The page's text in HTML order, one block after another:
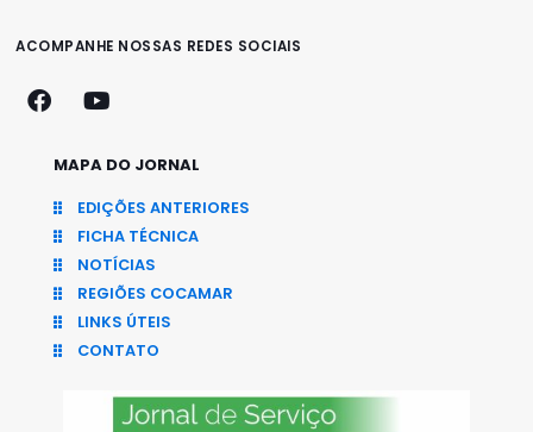
ACOMPANHE NOSSAS REDES SOCIAIS
MAPA DO JORNAL
EDIÇÕES ANTERIORES
FICHA TÉCNICA
NOTÍCIAS
REGIÕES COCAMAR
LINKS ÚTEIS
CONTATO